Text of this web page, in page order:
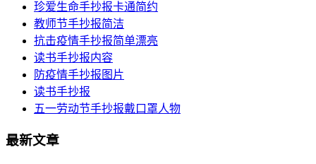
珍爱生命手抄报卡通简约
教师节手抄报简洁
抗击疫情手抄报简单漂亮
读书手抄报内容
​防疫情手抄报图片
读书手抄报
五一劳动节手抄报戴口罩人物
最新文章